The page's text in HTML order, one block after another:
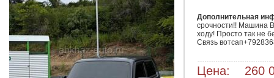
Дополнительная
срочности!! Машина
ходу! Просто так не
Связь
Цена: 260